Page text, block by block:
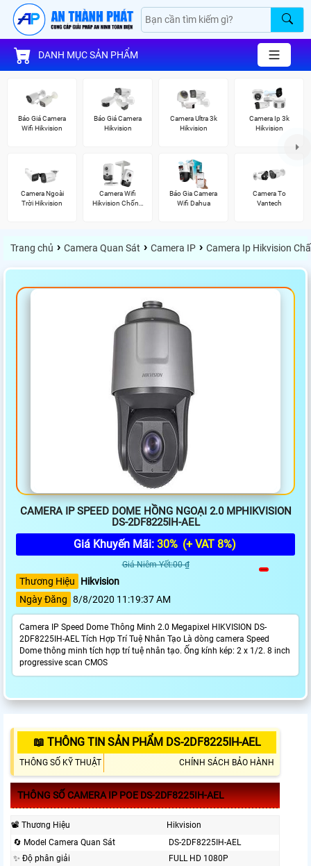
DANH MỤC SẢN PHẨM
Báo Giá Camera
Wifi Hikvision
Báo Giá Camera
Hikvision
Camera Ultra 3k
Hikvision
Camera Ip 3k
Hikvision
Camera Ngoài
Trời Hikvision
Camera Wifi
Hikvision Chống
Báo Gia Camera
Wifi Dahua
Camera To
Vantech
Trang chủ › Camera Quan Sát › Camera IP › Camera Ip Hikvision
CAMERA IP SPEED DOME HỒNG NGOẠI 2.0 MPHIKVISION
DS-2DF8225IH-AEL
Giá Khuyến Mãi: 30% (+ VAT 8%)
Giá Niêm Yết:00 ₫
Thương Hiệu
Hikvision
Ngày Đăng 8/8/2020 11:19:37 AM
Camera IP Speed Dome Thông Minh 2.0 Megapixel HIKVISION DS-
2DF8225IH-AEL Tích Hợp Trí Tuệ Nhân Tạo Là dòng camera Speed
Dome thông minh tích hợp trí tuệ nhân tạo. Ống kính kép: 2 x 1/2. 8 inch
progressive scan CMOS
📖 THÔNG TIN SẢN PHẨM DS-2DF8225IH-AEL
THÔNG SỐ KỸ THUẬT CHÍNH SÁCH BẢO HÀNH
THÔNG SỐ CAMERA IP POE DS-2DF8225IH-AEL
📽 Thương Hiệu
Hikvision
🔄 Model Camera Quan Sát
DS-2DF8225IH-AEL
✨ Độ phân giải
FULL HD 1080P